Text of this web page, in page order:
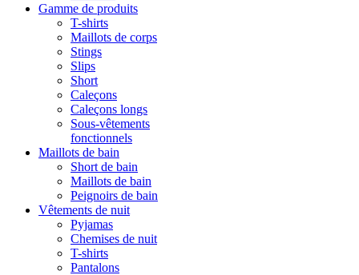
Gamme de produits
T-shirts
Maillots de corps
Stings
Slips
Short
Caleçons
Caleçons longs
Sous-vêtements
fonctionnels
Maillots de bain
Short de bain
Maillots de bain
Peignoirs de bain
Vêtements de nuit
Pyjamas
Chemises de nuit
T-shirts
Pantalons